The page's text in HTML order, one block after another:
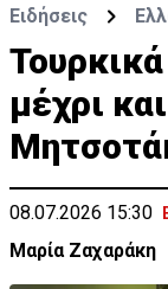
Ειδήσεις
μέχρι
08.07.2026 15:30
Μαρία Ζαχαράκη